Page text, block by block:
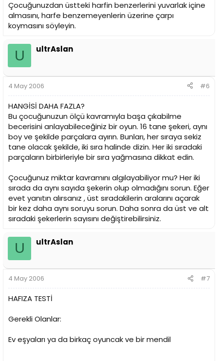
Çocuğunuzdan üstteki harfin benzerlerini yuvarlak içine
almasını, harfe benzemeyenlerin üzerine çarpı
koymasını söyleyin.
U ultrAslan
4 May 2006 #6
HANGİSİ DAHA FAZLA?
Bu çocuğunuzun ölçü kavramıyla başa çıkabilme
becerisini anlayabileceğiniz bir oyun. 16 tane şekeri, aynı
boy ve şekilde parçalara ayırın. Bunları, her sıraya sekiz
tane olacak şekilde, iki sıra halinde dizin. Her iki sıradaki
parçaların birbirleriyle bir sıra yağmasına dikkat edin.
Çocuğunuz miktar kavramını algılayabiliyor mu? Her iki
sırada da aynı sayıda şekerin olup olmadığını sorun. Eğer
evet yanıtın alırsanız , üst sıradakilerin aralarını açarak
bir kez daha aynı soruyu sorun. Daha sonra da üst ve alt
sıradaki şekerlerin sayısını değiştirebilirsiniz.
U ultrAslan
4 May 2006 #7
HAFIZA TESTİ
Gerekli Olanlar:
Ev eşyaları ya da birkaç oyuncak ve bir mendil